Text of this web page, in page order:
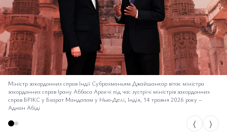
Міністр закордонних справ Індії Субрахманьям Джайшанкар вітає міністра
закордонних справ Ірану Аббаса Аракчі під час зустрічі міністрів закордонних
справ БРІКС у Бхарат Мандапам у Нью-Делі, Індія, 14 травня 2026 року –
Аднан Абіді
⟨ ⟩